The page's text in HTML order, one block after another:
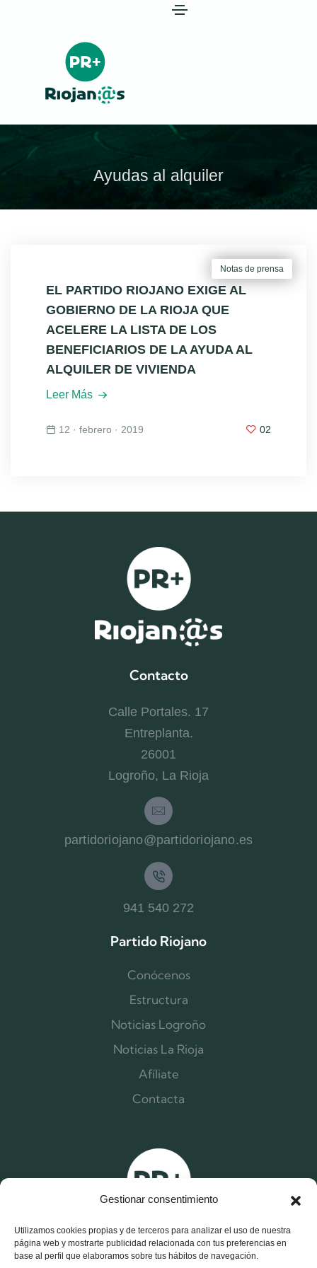
Gestionar consentimiento
Utilizamos cookies propias y de terceros para analizar el uso de nuestra
página web y mostrarte publicidad relacionada con tus preferencias en
base al perfil que elaboramos sobre tus hábitos de navegación.
Ayudas al alquiler
Notas de prensa
EL PARTIDO RIOJANO EXIGE AL
GOBIERNO DE LA RIOJA QUE
ACELERE LA LISTA DE LOS
BENEFICIARIOS DE LA AYUDA AL
ALQUILER DE VIVIENDA
Leer Más
12 · febrero · 2019 02
Contacto
Calle Portales. 17
Entreplanta.
26001
Logroño, La Rioja
partidoriojano@partidoriojano.es
941 540 272
Partido Riojano
Conócenos
Estructura
Noticias Logroño
Noticias La Rioja
Afíliate
Contacta